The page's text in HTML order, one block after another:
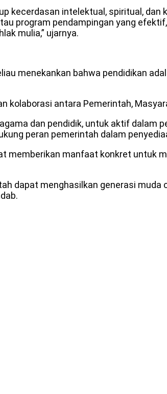
kecerdasan intelektual, spiritual,
program pendampingan yang
mulia,” ujarnya.
menekankan bahwa pendidikan
kolaborasi antara Pemerintah,
dan pendidik, untuk aktif dalam
peran pemerintah dalam
memberikan manfaat konkret untuk
dapat menghasilkan generasi muda